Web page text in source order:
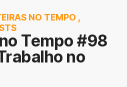
NO TEMPO ,
Tempo #98
no